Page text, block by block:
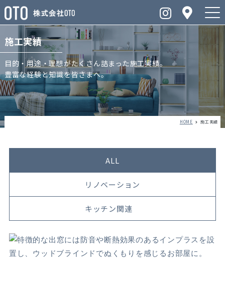
施工実績
目的・用途・理想がたくさん詰まった施工実績。
豊富な経験と知識を皆さまへ。
HOME 施工実績
ALL
リノベーション
キッチン関連